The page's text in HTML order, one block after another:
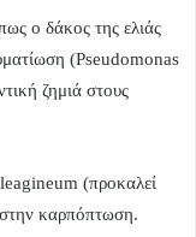
ο δάκος της ελιάς
(Pseudomonas
ζημιά στους
(προκαλεί
καρπόπτωση.